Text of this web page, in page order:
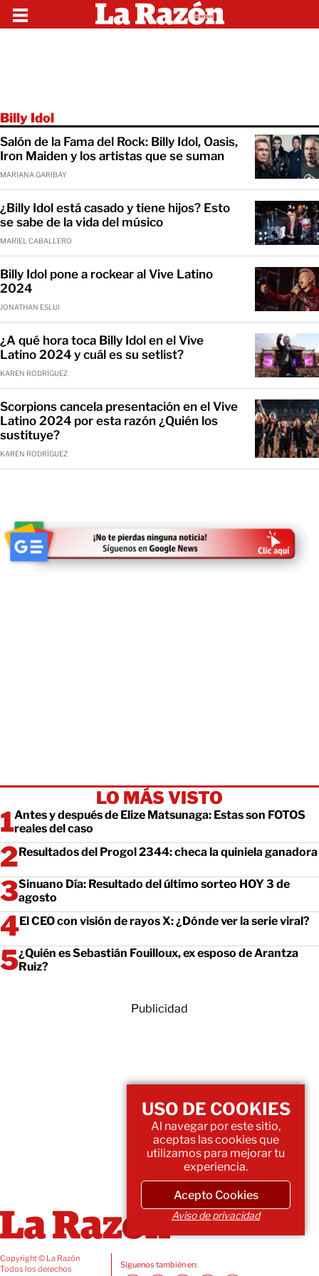
Billy Idol
Salón de la Fama del Rock: Billy Idol, Oasis,
Iron Maiden y los artistas que se suman
MARIANA GARIBAY
¿Billy Idol está casado y tiene hijos? Esto
se sabe de la vida del músico
MARIEL CABALLERO
Billy Idol pone a rockear al Vive Latino
2024
JONATHAN ESLUI
¿A qué hora toca Billy Idol en el Vive
Latino 2024 y cuál es su setlist?
KAREN RODRÍGUEZ
Scorpions cancela presentación en el Vive
Latino 2024 por esta razón ¿Quién los
sustituye?
KAREN RODRÍGUEZ
LO MÁS VISTO
Antes y después de Elize Matsunaga: Estas son FOTOS
reales del caso
Resultados del Progol 2344: checa la quiniela ganadora
Sinuano Día: Resultado del último sorteo HOY 3 de
agosto
El CEO con visión de rayos X: ¿Dónde ver la serie viral?
¿Quién es Sebastián Fouilloux, ex esposo de Arantza
Ruiz?
Publicidad
Copyright © La Razón
Todos los derechos
Siguenos también en:
USO DE COOKIES
Al navegar por este sitio,
aceptas las cookies que
utilizamos para mejorar tu
experiencia.
Acepto Cookies
Aviso de privacidad